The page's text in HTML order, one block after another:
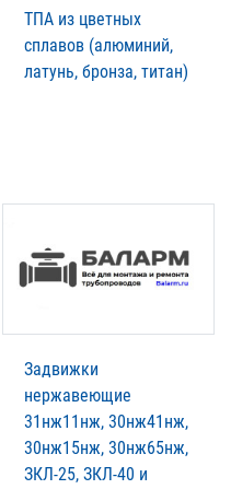
ТПА из цветных
сплавов (алюминий,
латунь, бронза, титан)
Задвижки
нержавеющие
31нж11нж, 30нж41нж,
30нж15нж, 30нж65нж,
ЗКЛ-25, ЗКЛ-40 и